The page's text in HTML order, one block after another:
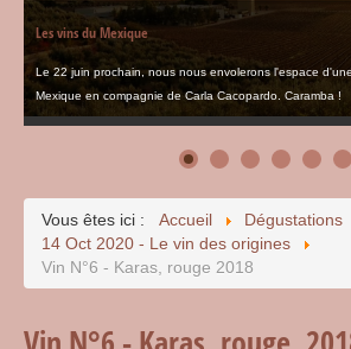
Les vins du Mexique
Le 22 juin prochain, nous nous envolerons l'espace
Mexique en compagnie de Carla Cacopardo. Caramba !
Vous êtes ici : Accueil Dégustations
14 Oct 2020 - Le vin des origines
Vin N°6 - Karas, rouge 2018